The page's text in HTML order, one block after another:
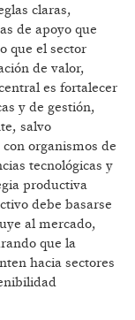
claras,
de apoyo que
que el sector
de valor,
es fortalecer
y de gestión,
salvo
organismos de
tecnológicas y
productiva
debe basarse
al mercado,
que la
hacia sectores